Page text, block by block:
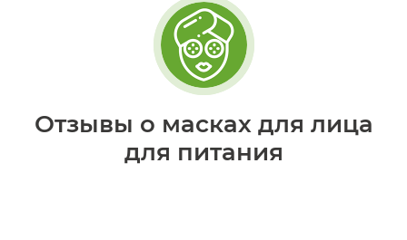
Отзывы о масках для лица
для питания